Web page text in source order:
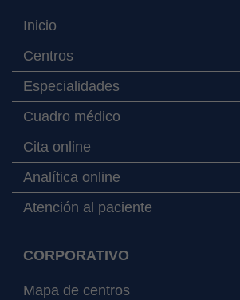
Inicio
Centros
Especialidades
Cuadro médico
Cita online
Analítica online
Atención al paciente
CORPORATIVO
Mapa de centros